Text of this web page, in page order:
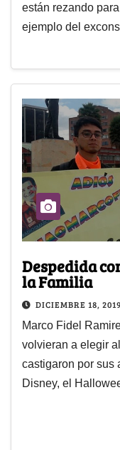
están rezando
ejemplo del
Despedida
la Familia
DICIEMBRE 18, 2019
Marco Fidel
volvieran a elegir
castigaron por sus
Disney, el